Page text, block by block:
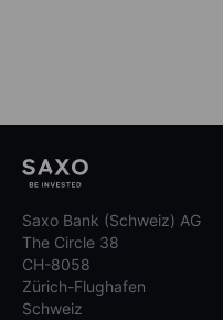
Saxo Bank (Schweiz) AG
The Circle 38
CH-8058
Zürich-Flughafen
Schweiz